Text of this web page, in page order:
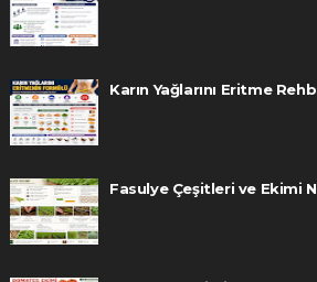
Karın Yağlarını Eritme
Fasulye Çeşitleri ve Ekimi